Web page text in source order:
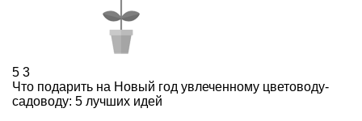
5 3
Что подарить на Новый год увлеченному цветоводу-
садоводу: 5 лучших идей